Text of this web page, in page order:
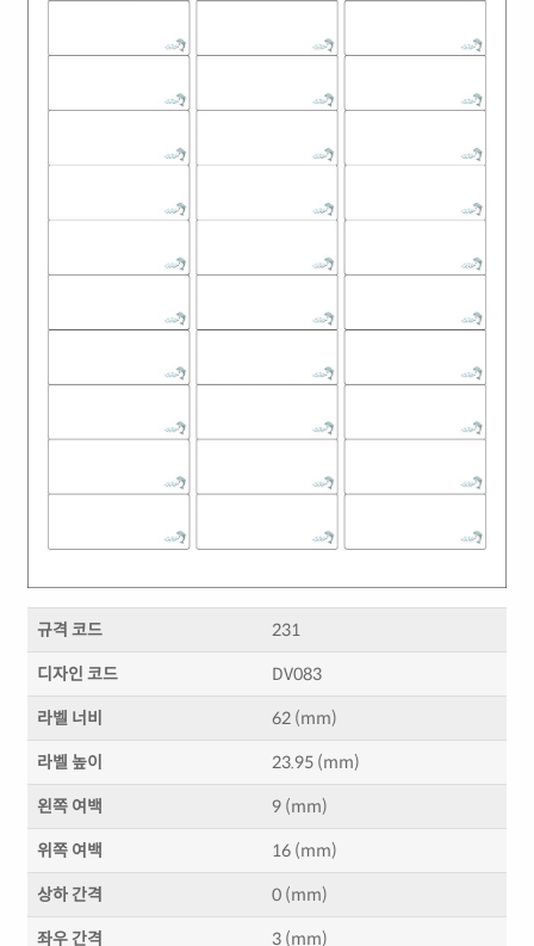
규격 코드 231
디자인 코드 DV083
라벨 너비 62 (mm)
라벨 높이 23.95 (mm)
왼쪽 여백 9 (mm)
위쪽 여백 16 (mm)
상하 간격 0 (mm)
좌우 간격 3 (mm)